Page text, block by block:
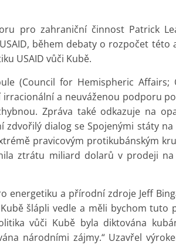
pro zahraniční činnost Patrick
během debaty o rozpočet této
USAID vůči Kubě.
(Council for Hemispheric Affairs;
a neuváženou podporu
Zpráva také odkazuje na
zdvořilý dialog se Spojenými státy
pravicovým protikubánským
ztrátu miliard dolarů v prodeji
energetiku a přírodní zdroje Jeff
šlápli vedle a měli bychom tuto
vůči Kubě byla diktována
národními zájmy.“ Uzavřel